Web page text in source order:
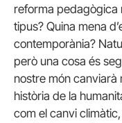
reforma pedagògica
tipus? Quina mena
contemporània?
però una cosa és
nostre món canviarà
història de la
com el canvi